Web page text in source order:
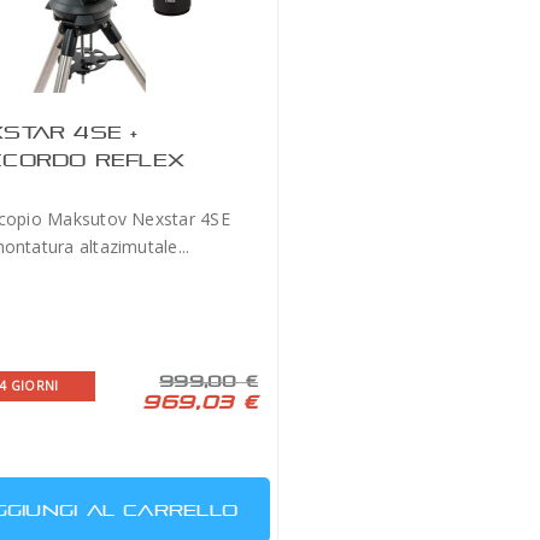
4SE +
REFLEX
Maksutov Nexstar 4SE
altazimutale...
GIORNI 999,00 €
969,03 €
AL CARRELLO